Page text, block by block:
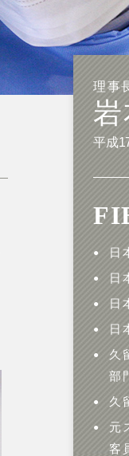
理事
平成
日
日
日
日
久
部
久
元
客